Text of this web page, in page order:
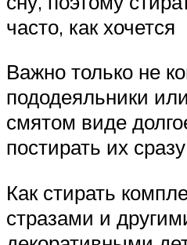
часто, как хочется
Важно только не
пододеяльники
смятом виде
постирать их
Как стирать
стразами и